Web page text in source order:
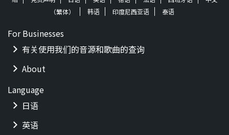
（繁体）
韩语 印度尼西亚语 泰语
For Businesses
有关使用我们的音源和歌曲的查询
About
Language
日语
英语